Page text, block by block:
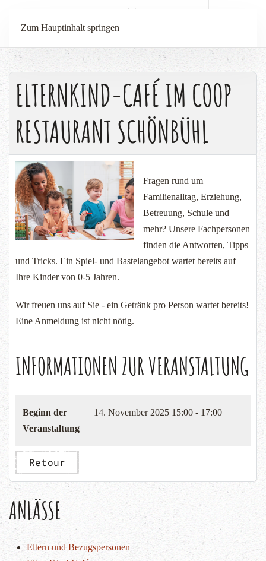
Zum Hauptinhalt springen
ELTERNKIND-CAFÉ IM COOP
RESTAURANT SCHÖNBÜHL
Fragen rund um
Familienalltag, Erziehung,
Betreuung, Schule und
mehr? Unsere Fachpersonen
finden die Antworten, Tipps
und Tricks. Ein Spiel- und Bastelangebot wartet bereits auf
Ihre Kinder von 0-5 Jahren.
Wir freuen uns auf Sie - ein Getränk pro Person wartet bereits!
Eine Anmeldung ist nicht nötig.
INFORMATIONEN ZUR VERANSTALTUNG
Beginn der
Veranstaltung
14. November 2025 15:00 - 17:00
Retour
ANLÄSSE
Eltern und Bezugspersonen